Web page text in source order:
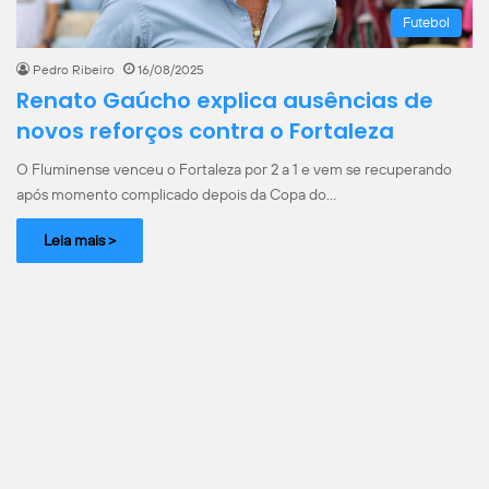
Futebol
Pedro Ribeiro 16/08/2025
Renato Gaúcho explica ausências de
novos reforços contra o Fortaleza
O Fluminense venceu o Fortaleza por 2 a 1 e vem se recuperando
após momento complicado depois da Copa do…
Leia mais >